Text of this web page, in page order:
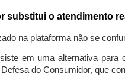
substitui o atendimento
na plataforma não se
em uma alternativa
do Consumidor, que